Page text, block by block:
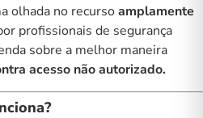
olhada no recursoamplamente
profissionais de segurança
sobre a melhor maneira
acesso não autorizado.